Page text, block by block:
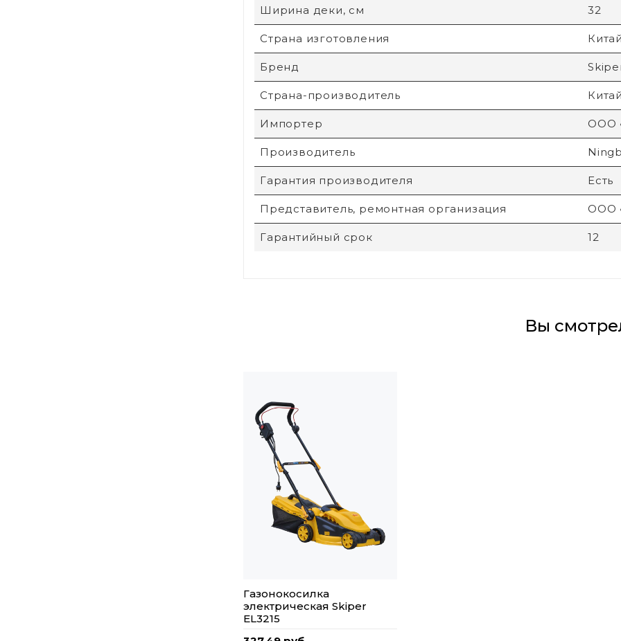
Ширина деки, см 32
Страна изготовления Китай
Бренд
Страна-производитель Китай
Импортер ООО
Производитель
Гарантия производителя Есть
Представитель, ремонтная организация ООО
Гарантийный срок 12
Вы
Газонокосилка
электрическая Skiper
EL3215